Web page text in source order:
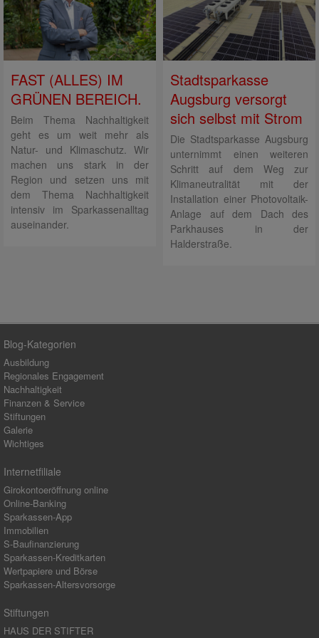
FAST (ALLES) IM
GRÜNEN BEREICH.
Beim Thema Nachhaltigkeit
geht es um weit mehr als
Natur- und Klimaschutz. Wir
machen uns stark in der
Region und setzen uns mit
dem Thema Nachhaltigkeit
intensiv im Sparkassenalltag
auseinander.
Stadtsparkasse
Augsburg versorgt
sich selbst mit Strom
Die Stadtsparkasse Augsburg
unternimmt einen weiteren
Schritt auf dem Weg zur
Klimaneutralität mit der
Installation einer Photovoltaik-
Anlage auf dem Dach des
Parkhauses in der
Halderstraße.
Blog-Kategorien
Ausbildung
Regionales Engagement
Nachhaltigkeit
Finanzen & Service
Stiftungen
Galerie
Wichtiges
Internetfiliale
Girokontoeröffnung online
Online-Banking
Sparkassen-App
Immobilien
S-Baufinanzierung
Sparkassen-Kreditkarten
Wertpapiere und Börse
Sparkassen-Altersvorsorge
Stiftungen
HAUS DER STIFTER